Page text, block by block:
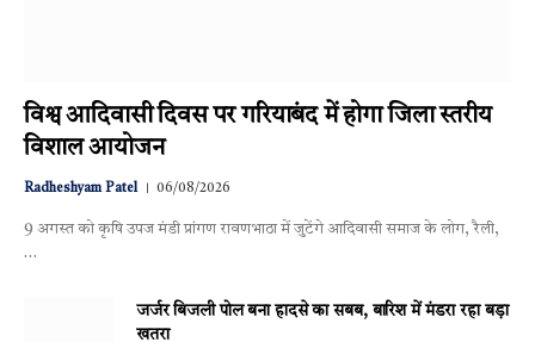
विश्व आदिवासी दिवस पर गरियाबंद में होगा जिला स्तरीय
विशाल आयोजन
Radheshyam Patel 06/08/2026
9 अगस्त को कृषि उपज मंडी प्रांगण रावणभाठा में जुटेंगे आदिवासी समाज के लोग, रैली,
…
जर्जर बिजली पोल बना हादसे का सबब, बारिश में मंडरा रहा बड़ा
खतरा